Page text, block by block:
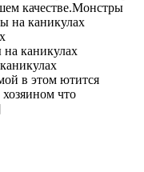
качестве.Монстры
на каникулах
каникулах
в этом ютится
что